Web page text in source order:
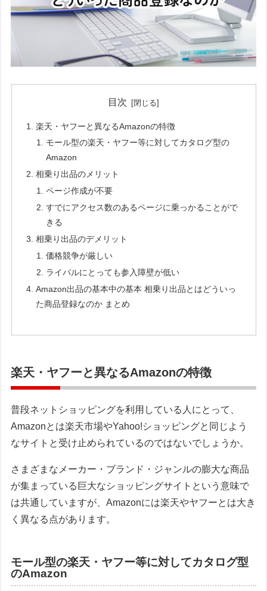
目次
楽天・ヤフーと異なるAmazonの特徴
モール型の楽天・ヤフー等に対してカタログ型の
Amazon
相乗り出品のメリット
ページ作成が不要
すでにアクセス数のあるページに乗っかることがで
きる
相乗り出品のデメリット
価格競争が厳しい
ライバルにとっても参入障壁が低い
Amazon出品の基本中の基本 相乗り出品とはどういっ
た商品登録なのか まとめ
楽天・ヤフーと異なるAmazonの特徴
普段ネットショッピングを利用している人にとって、
Amazonとは楽天市場やYahoo!ショッピングと同じよう
なサイトと受け止められているのではないでしょうか。
さまざまなメーカー・ブランド・ジャンルの膨大な商品
が集まっている巨大なショッピングサイトという意味で
は共通していますが、Amazonには楽天やヤフーとは大き
く異なる点があります。
モール型の楽天・ヤフー等に対してカタログ型
のAmazon